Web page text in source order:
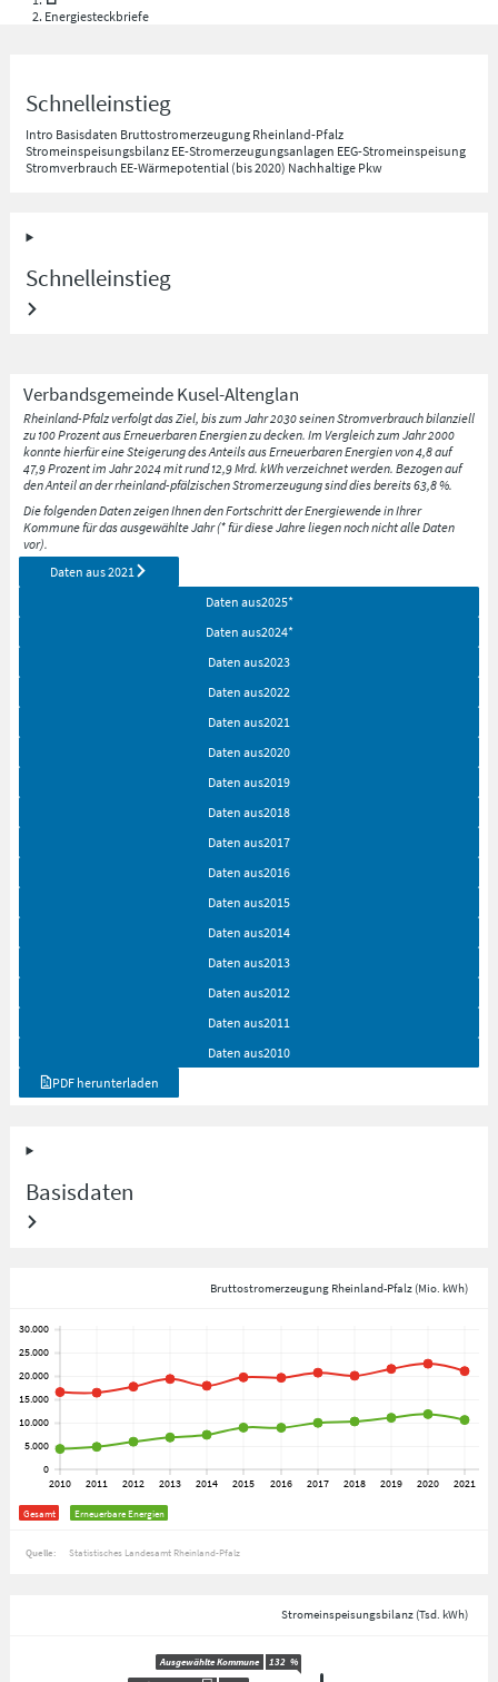
Energiesteckbriefe
Schnelleinstieg
Intro Basisdaten Bruttostromerzeugung Rheinland-Pfalz
Stromeinspeisungsbilanz EE-Stromerzeugungsanlagen EEG-Stromeinspeisung
Stromverbrauch EE-Wärmepotential (bis 2020) Nachhaltige Pkw
Schnelleinstieg
Verbandsgemeinde Kusel-Altenglan
Rheinland-Pfalz verfolgt das Ziel, bis zum Jahr 2030 seinen Stromverbrauch bilanziell
zu 100 Prozent aus Erneuerbaren Energien zu decken. Im Vergleich zum Jahr 2000
konnte hierfür eine Steigerung des Anteils aus Erneuerbaren Energien von 4,8 auf
47,9 Prozent im Jahr 2024 mit rund 12,9 Mrd. kWh verzeichnet werden. Bezogen auf
den Anteil an der rheinland-pfälzischen Stromerzeugung sind dies bereits 63,8 %.
Die folgenden Daten zeigen Ihnen den Fortschritt der Energiewende in Ihrer
Kommune für das ausgewählte Jahr (* für diese Jahre liegen noch nicht alle Daten
vor).
Daten aus2021
Daten aus2025*
Daten aus2024*
Daten aus2023
Daten aus2022
Daten aus2021
Daten aus2020
Daten aus2019
Daten aus2018
Daten aus2017
Daten aus2016
Daten aus2015
Daten aus2014
Daten aus2013
Daten aus2012
Daten aus2011
Daten aus2010
PDF herunterladen
Basisdaten
Bruttostromerzeugung Rheinland-Pfalz (Mio. kWh)
Gesamt Erneuerbare Energien
Quelle: Statistisches Landesamt Rheinland-Pfalz
Stromeinspeisungsbilanz (Tsd. kWh)
Ausgewählte Kommune 132 %